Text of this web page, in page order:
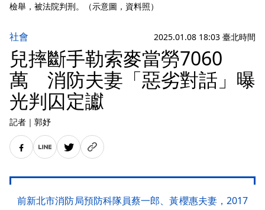
檢舉，被法院判刑。（示意圖，資料照）
社會 2025.01.08 18:03 臺北時間
兒摔斷手勒索麥當勞7060
萬 消防夫妻「惡劣對話」曝
光判囚定讞
記者 ｜ 郭妤
前新北市消防局預防科隊員蔡一郎、黃櫻惠夫妻，2017